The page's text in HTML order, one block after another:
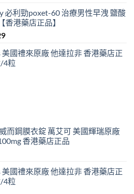
$480.
必利勁poxet-60 治療男性早洩 鹽酸
香港藥店正品】
Price
$829
through
美國禮來原廠 他達拉非 香港藥店正
4粒
而鋼膜衣錠 萬艾可 美國輝瑞原廠
香港藥店正品
美國禮來原廠 他達拉非 香港藥店正
4粒